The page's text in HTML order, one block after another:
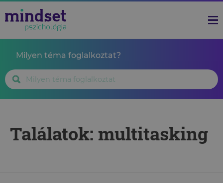
Milyen téma foglalkoztat?
Találatok: multitasking